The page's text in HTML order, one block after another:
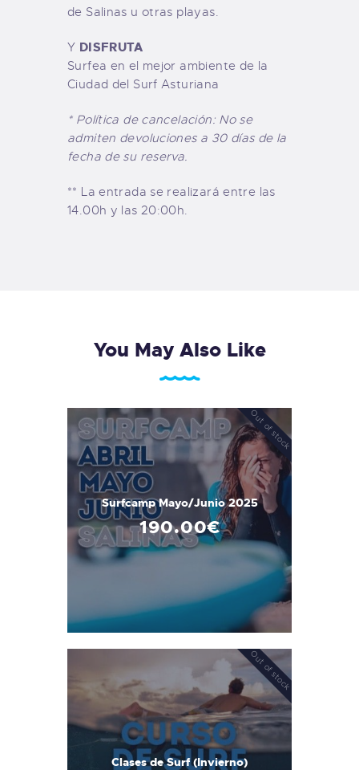
de Salinas u otras playas.
Y DISFRUTA
Surfea en el mejor ambiente de la
Ciudad del Surf Asturiana
* Política de cancelación: No se
admiten devoluciones a 30 días de la
fecha de su reserva.
** La entrada se realizará entre las
14.00h y las 20:00h.
You May Also Like
Out of stock
Surfcamp Mayo/Junio 2025
190.00€
Out of stock
Clases de Surf (Invierno)